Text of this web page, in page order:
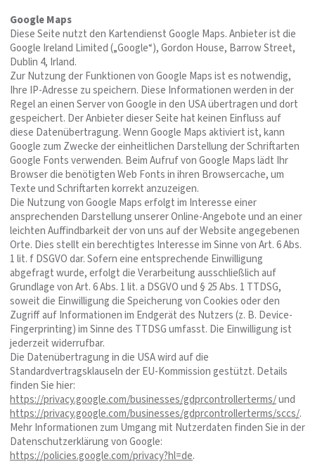
Google Maps
Diese Seite nutzt den Kartendienst Google Maps. Anbieter ist die
Google Ireland Limited („Google“), Gordon House, Barrow Street,
Dublin 4, Irland.
Zur Nutzung der Funktionen von Google Maps ist es notwendig,
Ihre IP-Adresse zu speichern. Diese Informationen werden in der
Regel an einen Server von Google in den USA übertragen und dort
gespeichert. Der Anbieter dieser Seite hat keinen Einfluss auf
diese Datenübertragung. Wenn Google Maps aktiviert ist, kann
Google zum Zwecke der einheitlichen Darstellung der Schriftarten
Google Fonts verwenden. Beim Aufruf von Google Maps lädt Ihr
Browser die benötigten Web Fonts in ihren Browsercache, um
Texte und Schriftarten korrekt anzuzeigen.
Die Nutzung von Google Maps erfolgt im Interesse einer
ansprechenden Darstellung unserer Online-Angebote und an einer
leichten Auffindbarkeit der von uns auf der Website angegebenen
Orte. Dies stellt ein berechtigtes Interesse im Sinne von Art. 6 Abs.
1 lit. f DSGVO dar. Sofern eine entsprechende Einwilligung
abgefragt wurde, erfolgt die Verarbeitung ausschließlich auf
Grundlage von Art. 6 Abs. 1 lit. a DSGVO und § 25 Abs. 1 TTDSG,
soweit die Einwilligung die Speicherung von Cookies oder den
Zugriff auf Informationen im Endgerät des Nutzers (z. B. Device-
Fingerprinting) im Sinne des TTDSG umfasst. Die Einwilligung ist
jederzeit widerrufbar.
Die Datenübertragung in die USA wird auf die
Standardvertragsklauseln der EU-Kommission gestützt. Details
finden Sie hier:
https://privacy.google.com/businesses/gdprcontrollerterms/und
https://privacy.google.com/businesses/gdprcontrollerterms/sccs/.
Mehr Informationen zum Umgang mit Nutzerdaten finden Sie in der
Datenschutzerklärung von Google:
https://policies.google.com/privacy?hl=de.